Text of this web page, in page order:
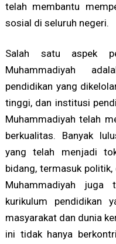
telah membantu
sosial di seluruh negeri.
Salah satu aspek
Muhammadiyah
pendidikan yang
tinggi, dan institusi
Muhammadiyah telah
berkualitas. Banyak
yang telah menjadi
bidang, termasuk
Muhammadiyah juga
kurikulum pendidikan
masyarakat dan dunia
ini tidak hanya